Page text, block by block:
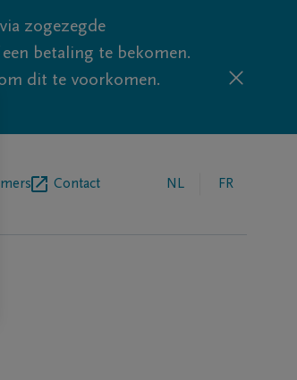
zogezegde
betaling te bekomen.
dit te voorkomen.
Contact NL FR